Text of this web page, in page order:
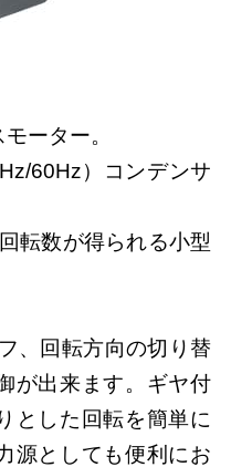
ーター。
60Hz）コンデンサ
転数が得られる小型
、回転方向の切り替
が出来ます。ギヤ付
とした回転を簡単に
源としても便利にお